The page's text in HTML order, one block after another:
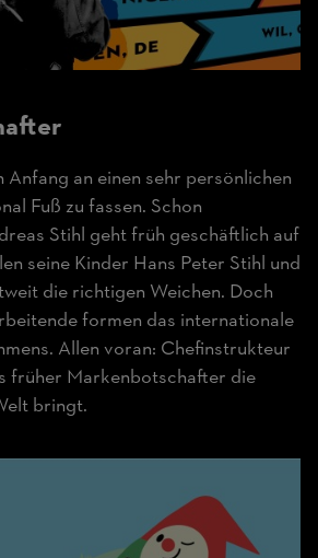
an einen sehr persönlichen
Fuß zu fassen. Schon
Stihl geht früh geschäftlich auf
seine Kinder Hans Peter Stihl und
die richtigen Weichen. Doch
formen das internationale
Allen voran: Chefinstrukteur
früher Markenbotschafter die
bringt.